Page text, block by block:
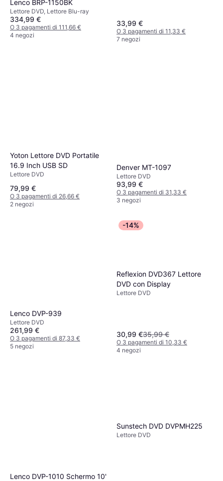
Lenco BRP-1150BK
Lettore DVD, Lettore Blu-ray
334,99 €
O 3 pagamenti di 111,66 €
4 negozi
33,99 €
O 3 pagamenti di 11,33 €
7 negozi
Yoton Lettore DVD Portatile
16.9 Inch USB SD
Lettore DVD
79,99 €
O 3 pagamenti di 26,66 €
2 negozi
Denver MT-1097
Lettore DVD
93,99 €
O 3 pagamenti di 31,33 €
3 negozi
Lenco DVP-939
Lettore DVD
261,99 €
O 3 pagamenti di 87,33 €
5 negozi
-14%
Reflexion DVD367 Lettore
DVD con Display
Lettore DVD
30,99 €35,99 €
O 3 pagamenti di 10,33 €
4 negozi
Lenco DVP-1010 Schermo 10'
Sunstech DVD DVPMH225
Lettore DVD